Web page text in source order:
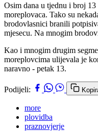
Osim dana u tjednu i broj
moreplovaca. Tako su
brodovlasnici branili
mjesecu. Na mnogim
Kao i mnogim drugim
moreplovcima ulijevala je
naravno - petak 13.
Podijeli:
more
plovidba
praznovjerje